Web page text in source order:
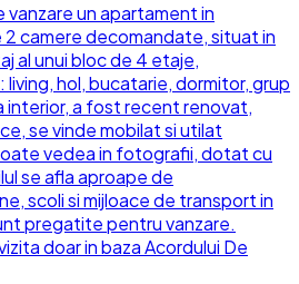
vanzare un apartament in
camere decomandate, situat in
al unui bloc de 4 etaje,
hol, bucatarie, dormitor, grup
interior, a fost recent renovat,
se vinde mobilat si utilat
vedea in fotografii, dotat cu
se afla aproape de
scoli si mijloace de transport in
pregatite pentru vanzare.
doar in baza Acordului De